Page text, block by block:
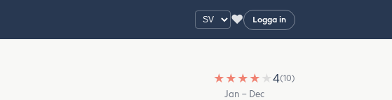
♥ Logga in
★ ★ ★ ★ ★4(10)
Jan – Dec